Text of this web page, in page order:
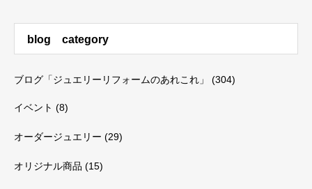
blog category
ブログ「ジュエリーリフォームのあれこれ」 (304)
イベント (8)
オーダージュエリー (29)
オリジナル商品 (15)